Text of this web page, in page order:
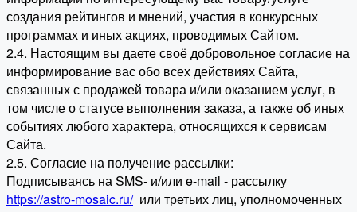
создания рейтингов и мнений, участия в конкурсных
программах и иных акциях, проводимых Сайтом.
2.4. Настоящим вы даете своё добровольное согласие на
информирование вас обо всех действиях Сайта,
связанных с продажей товара и/или оказанием услуг, в
том числе о статусе выполнения заказа, а также об иных
событиях любого характера, относящихся к сервисам
Сайта.
2.5. Согласие на получение рассылки:
Подписываясь на SMS- и/или e-mail - рассылку
https://astro-mosaic.ru/или третьих лиц, уполномоченных